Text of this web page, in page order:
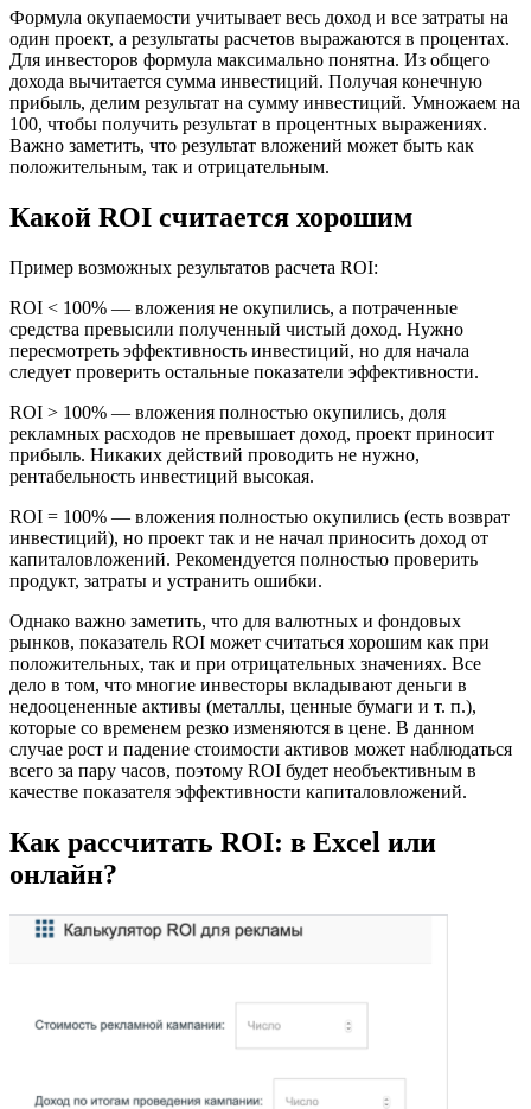
Формула окупаемости учитывает весь доход и все затраты на
один проект, а результаты расчетов выражаются в процентах.
Для инвесторов формула максимально понятна. Из общего
дохода вычитается сумма инвестиций. Получая конечную
прибыль, делим результат на сумму инвестиций. Умножаем на
100, чтобы получить результат в процентных выражениях.
Важно заметить, что результат вложений может быть как
положительным, так и отрицательным.
Какой ROI считается хорошим
Пример возможных результатов расчета ROI:
ROI < 100% — вложения не окупились, а потраченные
средства превысили полученный чистый доход. Нужно
пересмотреть эффективность инвестиций, но для начала
следует проверить остальные показатели эффективности.
ROI > 100% — вложения полностью окупились, доля
рекламных расходов не превышает доход, проект приносит
прибыль. Никаких действий проводить не нужно,
рентабельность инвестиций высокая.
ROI = 100% — вложения полностью окупились (есть возврат
инвестиций), но проект так и не начал приносить доход от
капиталовложений. Рекомендуется полностью проверить
продукт, затраты и устранить ошибки.
Однако важно заметить, что для валютных и фондовых
рынков, показатель ROI может считаться хорошим как при
положительных, так и при отрицательных значениях. Все
дело в том, что многие инвесторы вкладывают деньги в
недооцененные активы (металлы, ценные бумаги и т. п.),
которые со временем резко изменяются в цене. В данном
случае рост и падение стоимости активов может наблюдаться
всего за пару часов, поэтому ROI будет необъективным в
качестве показателя эффективности капиталовложений.
Как рассчитать ROI: в Excel или
онлайн?